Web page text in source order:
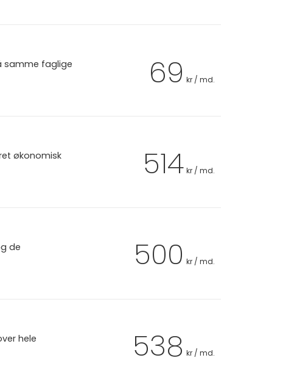
samme faglige
69 kr / md.
økonomisk
514 kr / md.
de
500 kr / md.
hele
538 kr / md.